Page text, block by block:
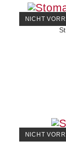
NICHT
NICHT